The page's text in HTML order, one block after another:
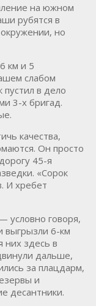
на южном
рубятся в
но
км и 5
слабом
в дело
3-х бригад.
качества,
Он просто
45-я
«Сорок
И хребет
условно говоря,
выгрызли 6-км
них здесь в
дальше,
за плацдарм,
и
десантники.